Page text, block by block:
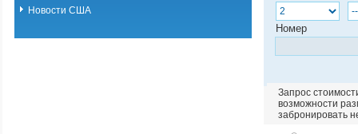
Новости США
Номер
Запрос
возможности
забронировать